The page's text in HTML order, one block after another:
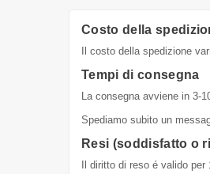
Costo della
Il costo della spedizione
Tempi di consegna
La consegna avviene in 3-
Spediamo subito un
Resi (soddisfatto o
Il diritto di reso é valido per